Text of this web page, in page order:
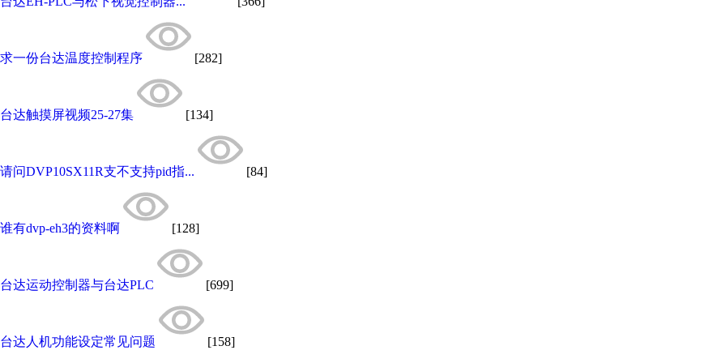
求一份台达温度控制程序 [282]
台达触摸屏视频25-27集 [134]
请问DVP10SX11R支不支持pid指... [84]
谁有dvp-eh3的资料啊 [128]
台达运动控制器与台达PLC [699]
台达人机功能设定常见问题 [158]